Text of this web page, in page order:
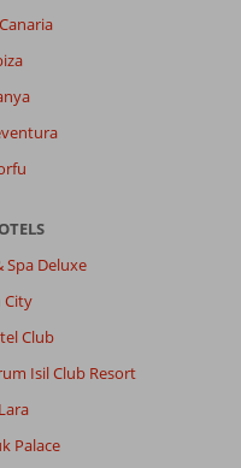
Spa Deluxe
City
Club
Isil Club Resort
Palace